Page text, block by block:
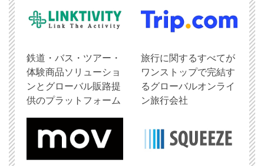
鉄道・バス・ツアー・
体験商品ソリューショ
ンとグローバル販路提
供のプラットフォーム
旅行に関するすべてが
ワンストップで完結す
るグローバルオンライ
ン旅行会社